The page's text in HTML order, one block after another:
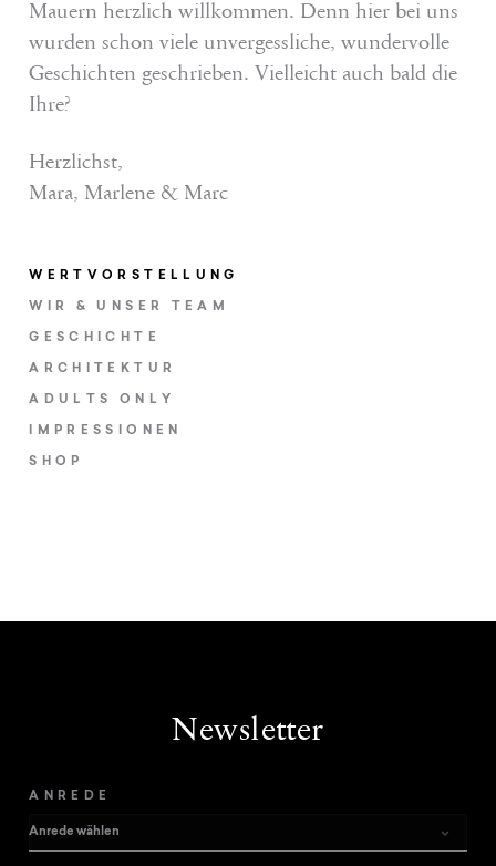
WERTVORSTELLUNG
WIR & UNSER TEAM
GESCHICHTE
ARCHITEKTUR
ADULTS ONLY
IMPRESSIONEN
SHOP
Mauern herzlich willkommen. Denn hier bei uns
wurden schon viele unvergessliche, wundervolle
Geschichten geschrieben. Vielleicht auch bald die
Ihre?
Herzlichst,
Mara, Marlene & Marc
Newsletter
ANREDE